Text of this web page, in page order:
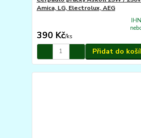
Amica, LG, Electrolux, AEG
390 Kč/ks
Přidat do